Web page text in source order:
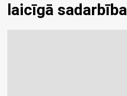
laicīgā sadarbība